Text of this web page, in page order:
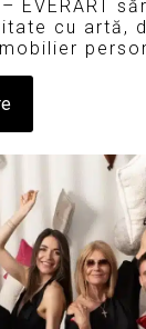
EVERART
cu artă,